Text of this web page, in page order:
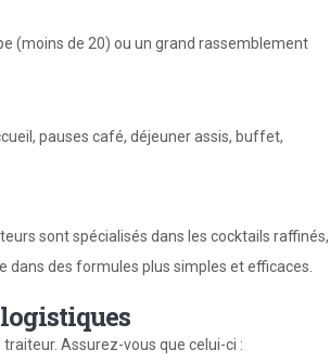
(moins de 20) ou un grand rassemblement
pauses café, déjeuner assis, buffet,
sont spécialisés dans les cocktails raffinés,
dans des formules plus simples et efficaces.
Assurez-vous que celui-ci :